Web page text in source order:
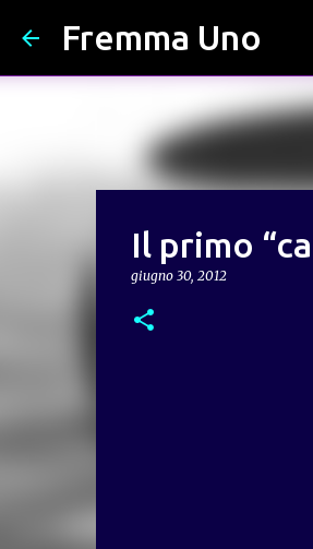
Fremma Uno
Il primo
giugno 30, 2012